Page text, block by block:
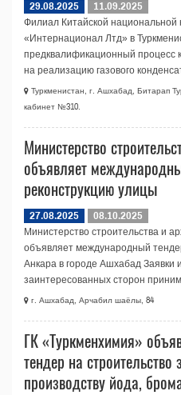
29.08.2025
11.09.2025
Филиал Китайской национальной
«Интернационал Лтд» в
предквалификационный процесс
на реализацию газового
Туркменистан, г. Ашхабад, Битарап
кабинет №310.
Министерство
объявляет
реконструкцию улицы
27.08.2025
08.10.2025
Министерство строительства и
объявляет международный
Анкара в городе Ашхабад Заявки
заинтересованных сторон
г. Ашхабад, Арчабил шаёлы, 84
ГК «Туркменхимия»
тендер на строительство
производству йода,